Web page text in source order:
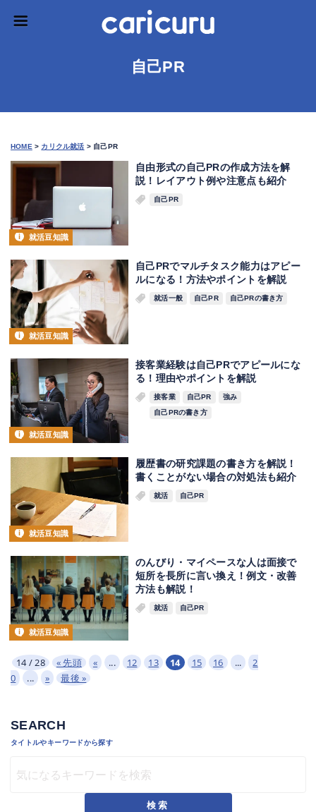
自己PR
HOME > カリクル就活 > 自己PR
就活豆知識
自由形式の自己PRの作成方法を解
説！レイアウト例や注意点も紹介
自己PR
就活豆知識
自己PRでマルチタスク能力はアピー
ルになる！方法やポイントを解説
就活一般 自己PR 自己PRの書き方
就活豆知識
接客業経験は自己PRでアピールにな
る！理由やポイントを解説
接客業 自己PR
強み
自己PRの書き方
就活豆知識
履歴書の研究課題の書き方を解説！
書くことがない場合の対処法も紹介
就活 自己PR
就活豆知識
のんびり・マイペースな人は面接で
短所を長所に言い換え！例文・改善
方法も解説！
就活 自己PR
14 / 28 « 先頭 « ... 12 13 14 15 16 ...
2
0
... » 最後 »
SEARCH
タイトルやキーワードから探す
検索